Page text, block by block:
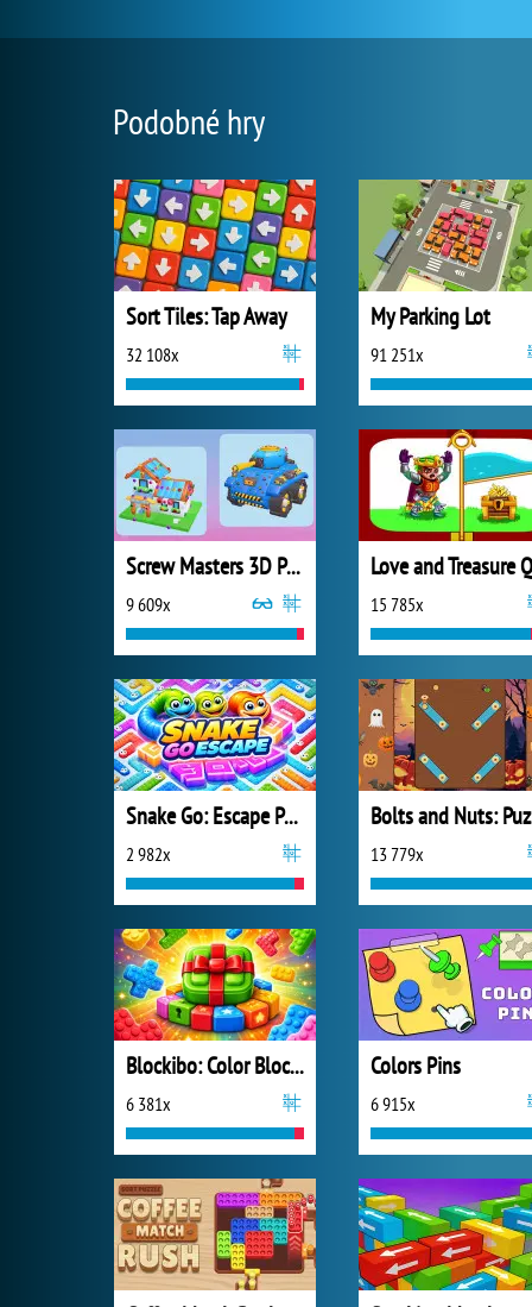
Podobné hry
Sort Tiles: Tap Away
32 108x
My Parking Lot
91 251x
Screw Masters 3D Puzzle
9 609x 15 785x
Snake Go: Escape Puzzle
2 982x 13 779x
Blockibo: Color Blocks
6 381x
Colors Pins
6 915x